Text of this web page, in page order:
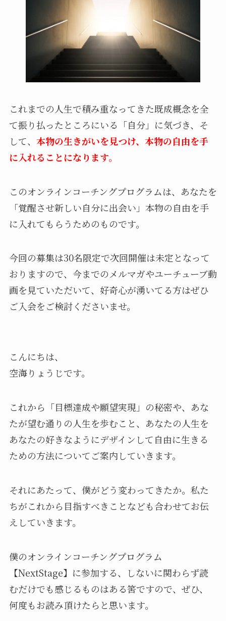
これまでの人生で積み重なってきた既成概念を全
て振り払ったところにいる「自分」に気づき、そ
して、 本物の生きがいを見つけ、本物の自由を手
に入れることになります。
このオンラインコーチングプログラムは、あなたを
「覚醒させ新しい自分に出会い」本物の自由を手
に入れてもらうためのものです。
今回の募集は30名限定で次回開催は未定となって
おりますので、今までのメルマガやユーチューブ動
画を見ていただいて、好奇心が湧いてる方はぜひ
ご入会をご検討くださいませ。
こんにちは、
空海りょうじです。
これから「目標達成や願望実現」の秘密や、あな
たが望む通りの人生を歩むこと、あなたの人生を
あなたの好きなようにデザインして自由に生きる
ための方法についてご案内していきます。
それにあたって、僕がどう変わってきたか。私た
ちがこれから目指すべきことなども合わせてお伝
えしていきます。
僕のオンラインコーチングプログラム
【NextStage】に参加する、しないに関わらず読
むだけでも感じるものはある筈ですので、ぜひ、
何度もお読み頂けたらと思います。